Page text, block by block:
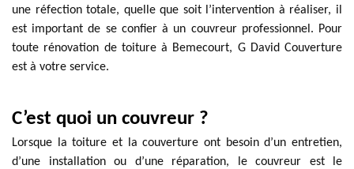
une réfection totale, quelle que soit l’intervention à réaliser, il
est important de se confier à un couvreur professionnel. Pour
toute rénovation de toiture à Bemecourt, G David Couverture
est à votre service.
C’est quoi un couvreur ?
Lorsque la toiture et la couverture ont besoin d’un entretien,
d’une installation ou d’une réparation, le couvreur est le